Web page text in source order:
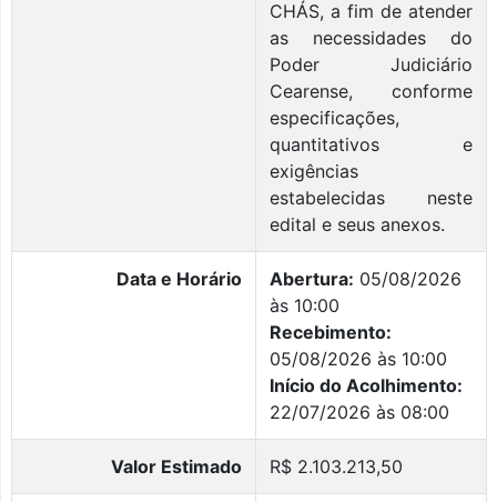
CHÁS, a fim de atender
as necessidades do
Poder Judiciário
Cearense, conforme
especificações,
quantitativos e
exigências
estabelecidas neste
edital e seus anexos.
Data e Horário Abertura: 05/08/2026
às 10:00
Recebimento:
05/08/2026 às 10:00
Início do Acolhimento:
22/07/2026 às 08:00
Valor Estimado R$ 2.103.213,50